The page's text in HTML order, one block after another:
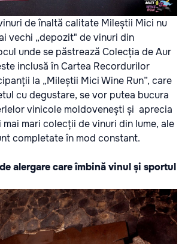
de înaltă calitate Mileștii Mici nu
vechi „depozit" de vinuri din
unde se păstrează Colecția de Aur
inclusă în Cartea Recordurilor
la „Mileștii Mici Wine Run”, care
cu degustare, se vor putea bucura
vinicole moldovenești și aprecia
mari colecții de vinuri din lume, ale
completate în mod constant.
alergare care îmbină vinul și sportul